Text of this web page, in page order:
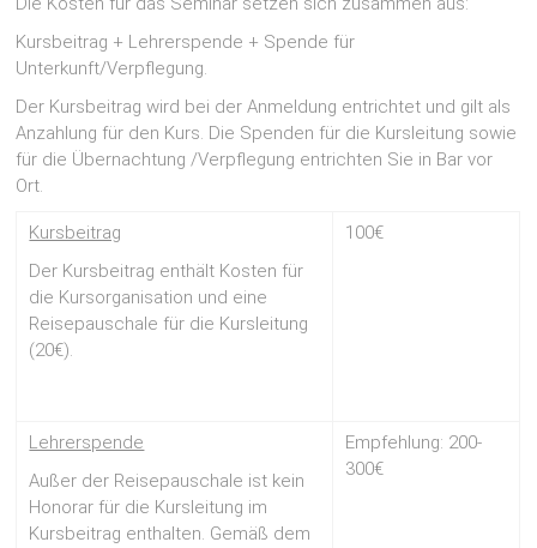
Kursbeitrag + Lehrerspende + Spende für
Unterkunft/Verpflegung.
Der Kursbeitrag wird bei der Anmeldung entrichtet und gilt als
Anzahlung für den Kurs. Die Spenden für die Kursleitung sowie
für die Übernachtung /Verpflegung entrichten Sie in Bar vor
Ort.
Kursbeitrag
Der Kursbeitrag enthält Kosten für
die Kursorganisation und eine
Reisepauschale für die Kursleitung
(20€).
100€
Lehrerspende
Außer der Reisepauschale ist kein
Honorar für die Kursleitung im
Kursbeitrag enthalten. Gemäß dem
Empfehlung: 200-
300€